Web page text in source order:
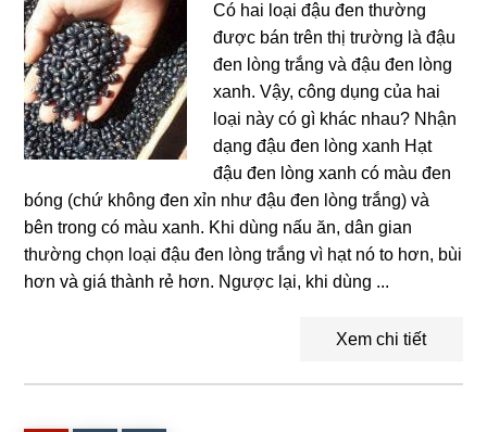
Có hai loại đậu đen thường
được bán trên thị trường là đậu
đen lòng trắng và đậu đen lòng
xanh. Vậy, công dụng của hai
loại này có gì khác nhau? Nhận
dạng đậu đen lòng xanh Hạt
đậu đen lòng xanh có màu đen
bóng (chứ không đen xỉn như đậu đen lòng trắng) và
bên trong có màu xanh. Khi dùng nấu ăn, dân gian
thường chọn loại đậu đen lòng trắng vì hạt nó to hơn, bùi
hơn và giá thành rẻ hơn. Ngược lại, khi dùng ...
Xem chi tiết